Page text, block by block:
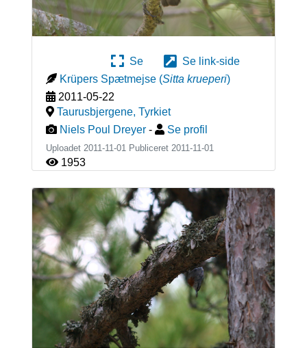
Se
Se link-side
Krüpers Spætmejse (Sitta krueperi)
2011-05-22
Taurusbjergene, Tyrkiet
Niels Poul Dreyer - Se profil
Uploadet 2011-11-01 Publiceret 2011-11-01
1953